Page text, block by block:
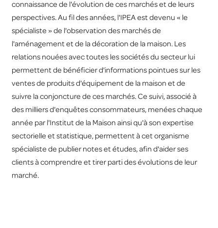
connaissance de l'évolution de ces marchés et de leurs
perspectives. Au fil des années, l'IPEA est devenu « le
spécialiste » de l'observation des marchés de
l'aménagement et de la décoration de la maison. Les
relations nouées avec toutes les sociétés du secteur lui
permettent de bénéficier d'informations pointues sur les
ventes de produits d'équipement de la maison et de
suivre la conjoncture de ces marchés. Ce suivi, associé à
des milliers d'enquêtes consommateurs, menées chaque
année par l'Institut de la Maison ainsi qu'à son expertise
sectorielle et statistique, permettent à cet organisme
spécialiste de publier notes et études, afin d'aider ses
clients à comprendre et tirer parti des évolutions de leur
marché.